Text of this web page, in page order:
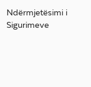
Ndërmjetësimi i
Sigurimeve